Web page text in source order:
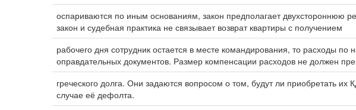
оспариваются по иным основаниям, закон предполагает двухстороннюю
закон и судебная практика не связывает возврат квартиры с получением
рабочего дня сотрудник остается в месте командирования, то расходы
оправдательных документов. Размер компенсации расходов не должен
греческого долга. Они задаются вопросом о том, будут ли приобретать их
случае её дефолта.